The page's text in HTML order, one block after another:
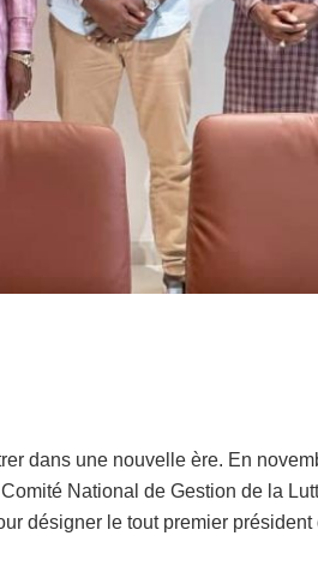
dans une nouvelle ère. En
National de Gestion de la
désigner le tout premier